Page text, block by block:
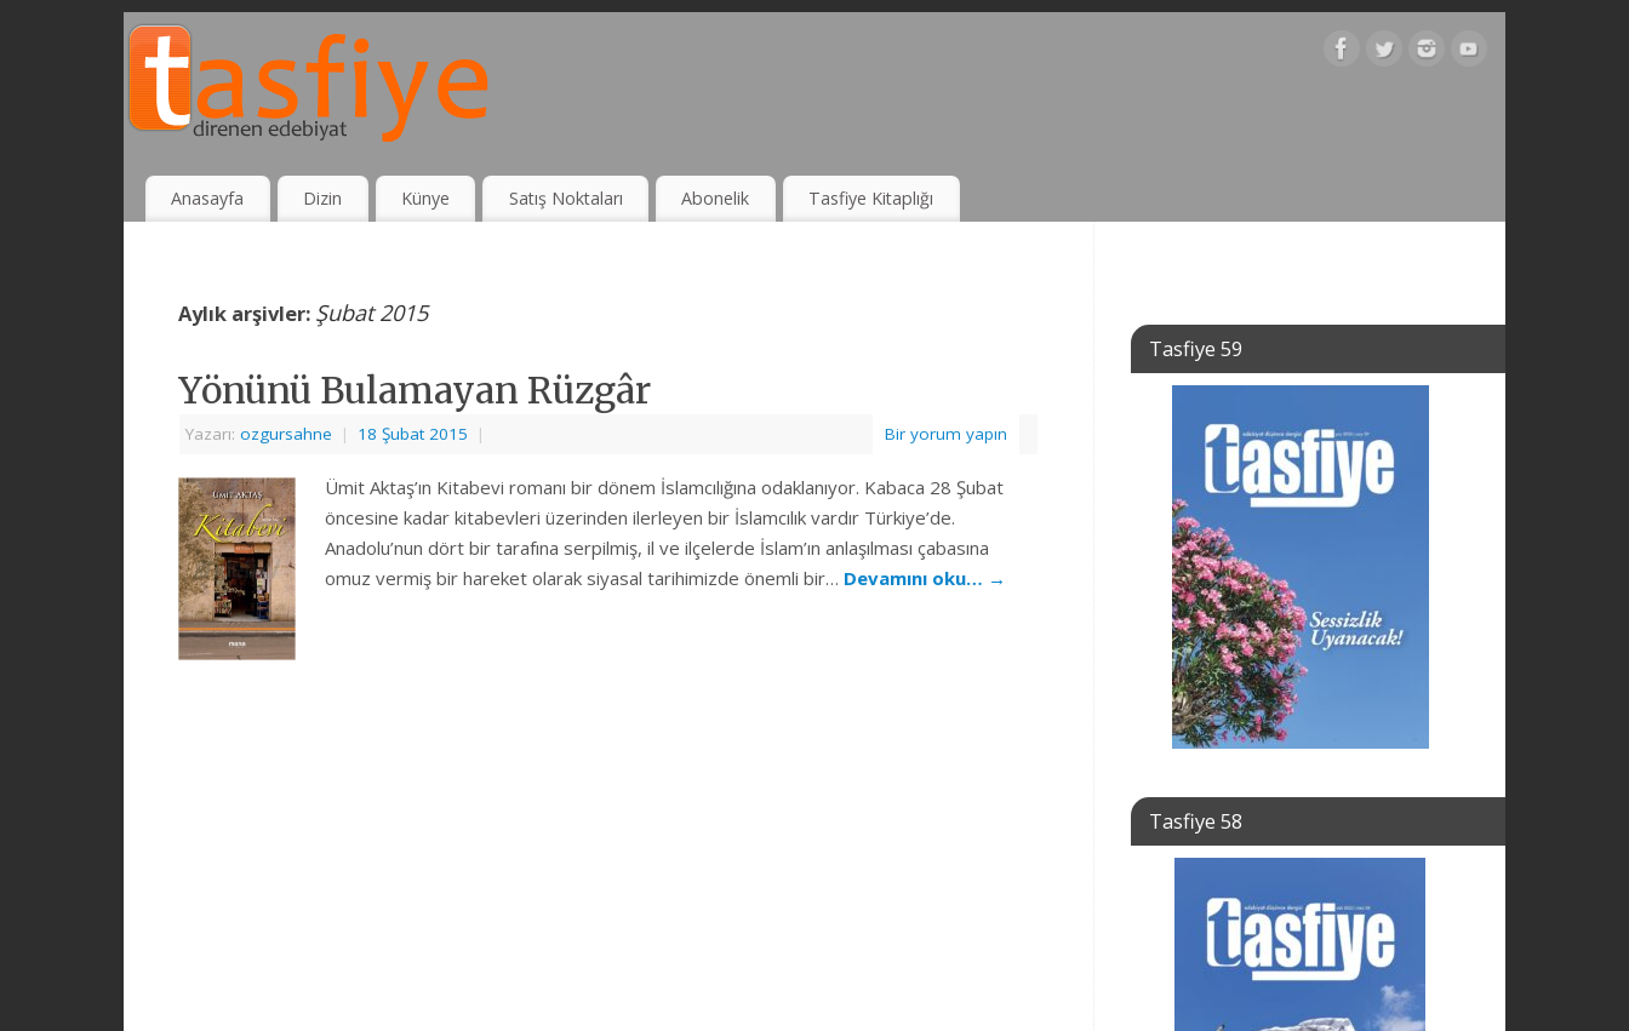
Anasayfa Dizin Künye Satış Noktaları Abonelik Tasfiye Kitaplığı
Aylık arşivler: Şubat 2015
Yönünü Bulamayan Rüzgâr
Yazarı: ozgursahne | 18 Şubat 2015 | Bir yorum yapın
Ümit Aktaş’ın Kitabevi romanı bir dönem İslamcılığına odaklanıyor. Kabaca 28 Şubat
öncesine kadar kitabevleri üzerinden ilerleyen bir İslamcılık vardır Türkiye’de.
Anadolu’nun dört bir tarafına serpilmiş, il ve ilçelerde İslam’ın anlaşılması çabasına
omuz vermiş bir hareket olarak siyasal tarihimizde önemli bir… Devamını oku… →
Tasfiye 59
Tasfiye 58